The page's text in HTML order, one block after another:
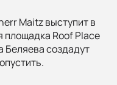
Maitz выступит в
площадка Roof Place
Беляева создадут